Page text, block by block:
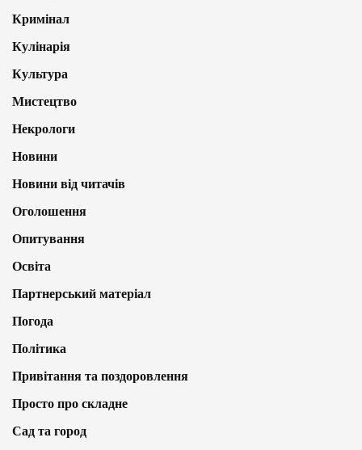
Кримінал
Кулінарія
Культура
Мистецтво
Некрологи
Новини
Новини від читачів
Оголошення
Опитування
Освіта
Партнерський матеріал
Погода
Політика
Привітання та поздоровлення
Просто про складне
Сад та город